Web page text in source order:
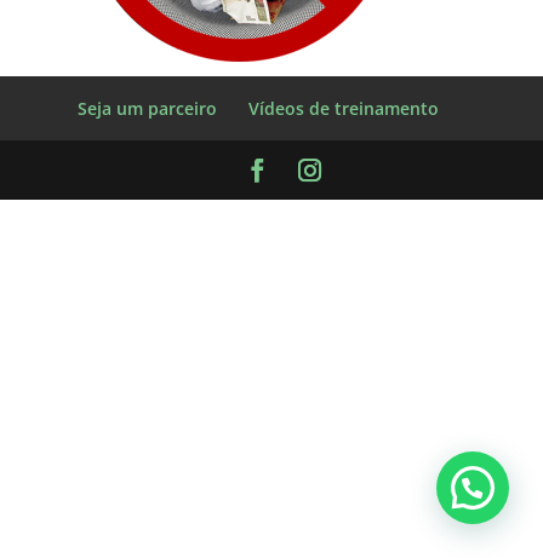
Seja um parceiro Vídeos de treinamento